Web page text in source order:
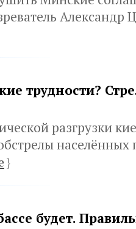
Александр
трудности?
разгрузки
}
будет.